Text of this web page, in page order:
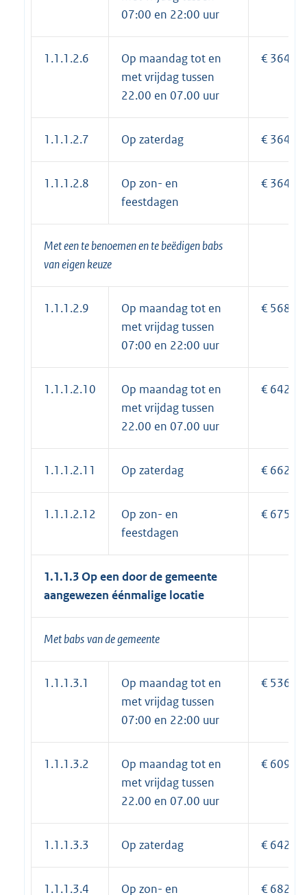
07:00 en 22:00 uur
1.1.1.2.6
Op maandag tot en
met vrijdag tussen
22.00 en 07.00 uur
€ 364,15
1.1.1.2.7 Op zaterdag € 364,15
1.1.1.2.8
Op zon- en
feestdagen
€ 364,15
Met een te benoemen en te beëdigenbabs
van eigen keuze
1.1.1.2.9
Op maandag tot en
met vrijdag tussen
07:00 en 22:00 uur
€ 568,35
1.1.1.2.10
Op maandag tot en
met vrijdag tussen
22.00 en 07.00 uur
€ 642,30
1.1.1.2.11 Op zaterdag € 662.20
1.1.1.2.12
Op zon- en
feestdagen
€ 675,40
1.1.1.3 Op een door de gemeente
aangewezen éénmalige locatie
Metbabsvan de gemeente
1.1.1.3.1
Op maandag tot en
met vrijdag tussen
07:00 en 22:00 uur
€
1.1.1.3.2
Op maandag tot en
met vrijdag tussen
22.00 en 07.00 uur
€ 609,20
1.1.1.3.3 Op zaterdag € 642,30
1.1.1.3.4 Op zon- en € 682,00